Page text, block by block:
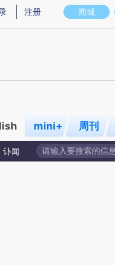
图存在偏差。不代表财新观点
商城
注册
mini+ 周刊
讣闻